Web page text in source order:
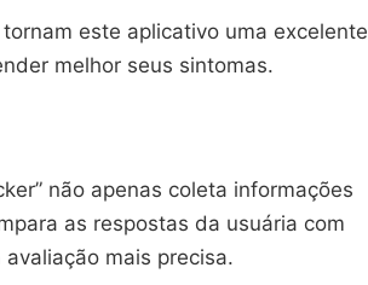
este aplicativo uma excelente
melhor seus sintomas.
não apenas coleta informações
as respostas da usuária com
mais precisa.